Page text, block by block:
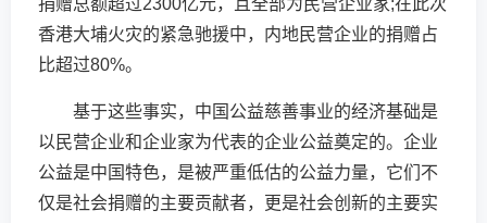
捐赠总额超过2300亿元，且全部为民营企业家;在此次
香港大埔火灾的紧急驰援中，内地民营企业的捐赠占
比超过80%。
基于这些事实，中国公益慈善事业的经济基础是
以民营企业和企业家为代表的企业公益奠定的。企业
公益是中国特色，是被严重低估的公益力量，它们不
仅是社会捐赠的主要贡献者，更是社会创新的主要实